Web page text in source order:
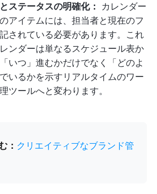
ステータスの明確化：
カレンダー
アイテムには、担当者と現在のフ
されている必要があります。これ
ンダーは単なるスケジュール表か
いつ」進むかだけでなく「どのよ
いるかを示すリアルタイムのワー
ツールへと変わります。
： クリエイティブなブランド管